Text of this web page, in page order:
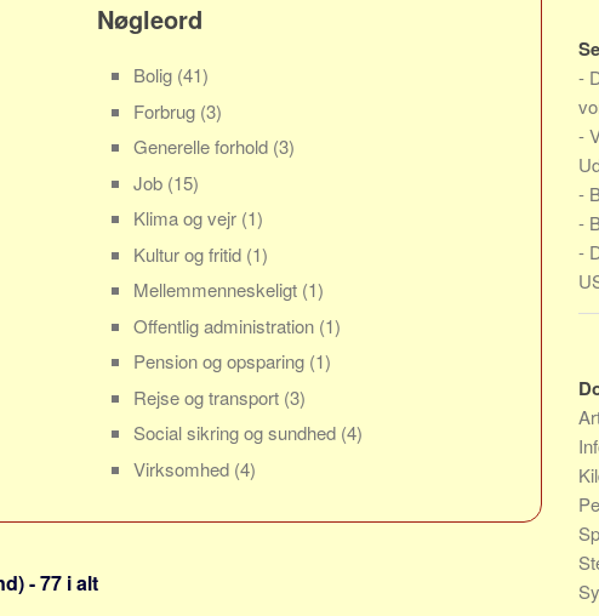
Nøgleord
Bolig (41)
Forbrug (3)
Generelle forhold (3)
Job (15)
Klima og vejr (1)
Kultur og fritid (1)
Mellemmenneskeligt (1)
Offentlig administration (1)
Pension og opsparing (1)
Rejse og transport (3)
Social sikring og sundhed (4)
Virksomhed (4)
- 77 i alt
-
-
-
-
-